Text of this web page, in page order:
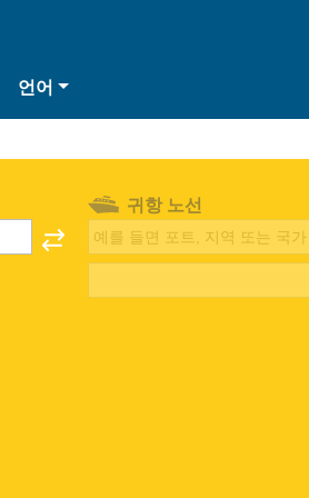
언어
귀항 노선